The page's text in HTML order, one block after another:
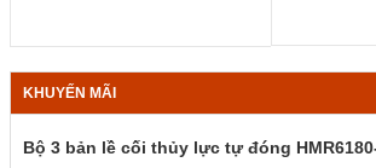
KHUYẾN MÃI
Bộ 3 bản lề cối thủy lực tự đóng